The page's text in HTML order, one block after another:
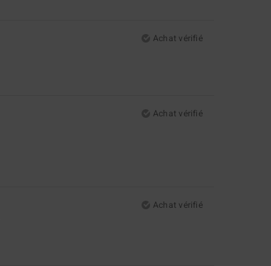
Achat vérifié
Achat vérifié
Achat vérifié